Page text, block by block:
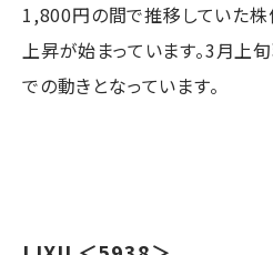
1,800円の間で推移していた株
上昇が始まっています。3月上
での動きとなっています。